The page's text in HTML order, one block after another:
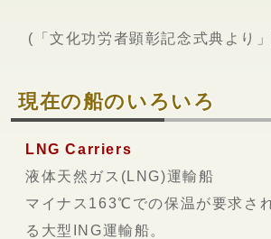
(「文化功労者顕彰記念式典より
現在の船のいろいろ
LNG Carriers
液体天然ガス(LNG)運輸船
マイナス163℃での保温が要求さ
る大型ING運輸船。